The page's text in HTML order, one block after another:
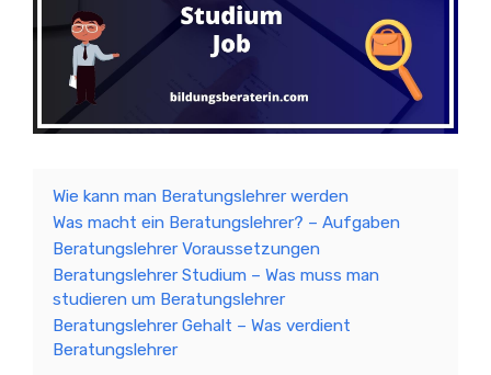
Wie kann man Beratungslehrer werden
Was macht ein Beratungslehrer? – Aufgaben
Beratungslehrer Voraussetzungen
Beratungslehrer Studium – Was muss man
studieren um Beratungslehrer
Beratungslehrer Gehalt – Was verdient
Beratungslehrer